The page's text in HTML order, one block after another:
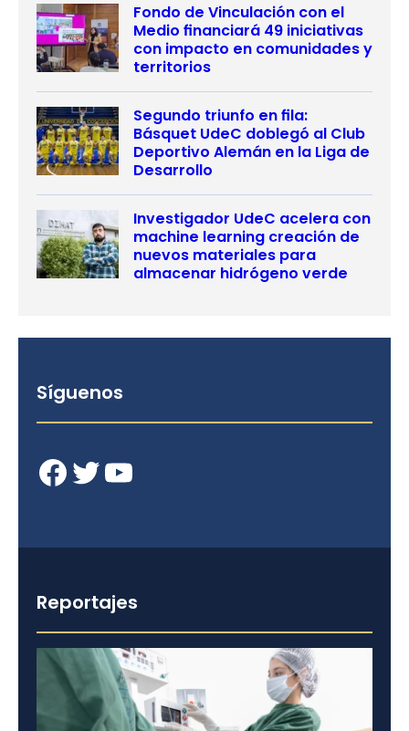
Fondo de Vinculación con el
Medio financiará 49 iniciativas
con impacto en comunidades y
territorios
Segundo triunfo en fila:
Básquet UdeC doblegó al Club
Deportivo Alemán en la Liga de
Desarrollo
Investigador UdeC acelera con
machine learning creación de
nuevos materiales para
almacenar hidrógeno verde
Síguenos
Facebook Twitter YouTube
Reportajes